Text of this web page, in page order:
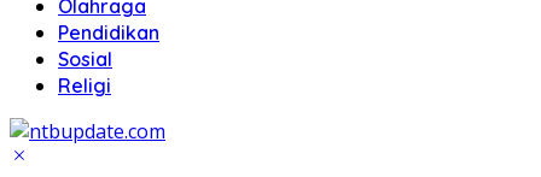
Olahraga
Pendidikan
Sosial
Religi